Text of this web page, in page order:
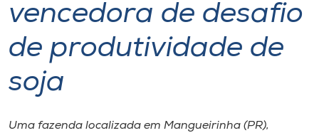
Portal de Ensino
Unoesc
Internacionalização
vencedora de desafio
de produtividade de
soja
Uma fazenda localizada em Mangueirinha (PR),